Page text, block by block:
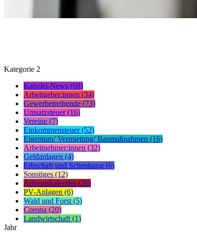
Kategorie 2
Kanzlei-News (68)
Arbeitgeber:innen (34)
Gewerbetreibende (73)
Umsatzsteuer (16)
Vereine (7)
Einkommensteuer (52)
Eigentum/ Vermietung/ Baumaßnahmen (16)
Arbeitnehmer:innen (32)
Geldanlagen (4)
Erbschaft und Schenkung (6)
Sonstiges (12)
Adventskalender (26)
PV-Anlagen (6)
Wald und Forst (5)
Corona (20)
Landwirtschaft (1)
Jahr